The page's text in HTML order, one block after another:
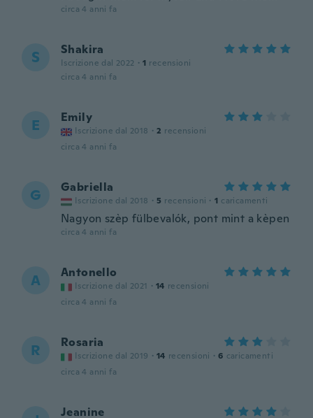
circa 4 anni fa
S Shakira
Iscrizione dal 2022 · 1 recensioni
circa 4 anni fa
E Emily
Iscrizione dal 2018 · 2 recensioni
circa 4 anni fa
G Gabriella
Iscrizione dal 2018 · 5 recensioni · 1 caricamenti
Nagyon szèp fülbevalók, pont mint a kèpen
circa 4 anni fa
A Antonello
Iscrizione dal 2021 · 14 recensioni
circa 4 anni fa
R Rosaria
Iscrizione dal 2019 · 14 recensioni · 6 caricamenti
circa 4 anni fa
Jeanine